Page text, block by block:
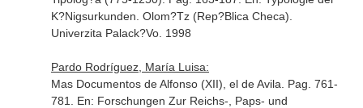
K?Nigsurkunden . Olom?Tz (Rep?Blica Checa).
Univerzita Palack?Vo. 1998
Pardo Rodríguez, María Luisa:
Mas Documentos de Alfonso (XII), el de Avila. Pag. 761-
781. En: Forschungen Zur Reichs-, Paps- und